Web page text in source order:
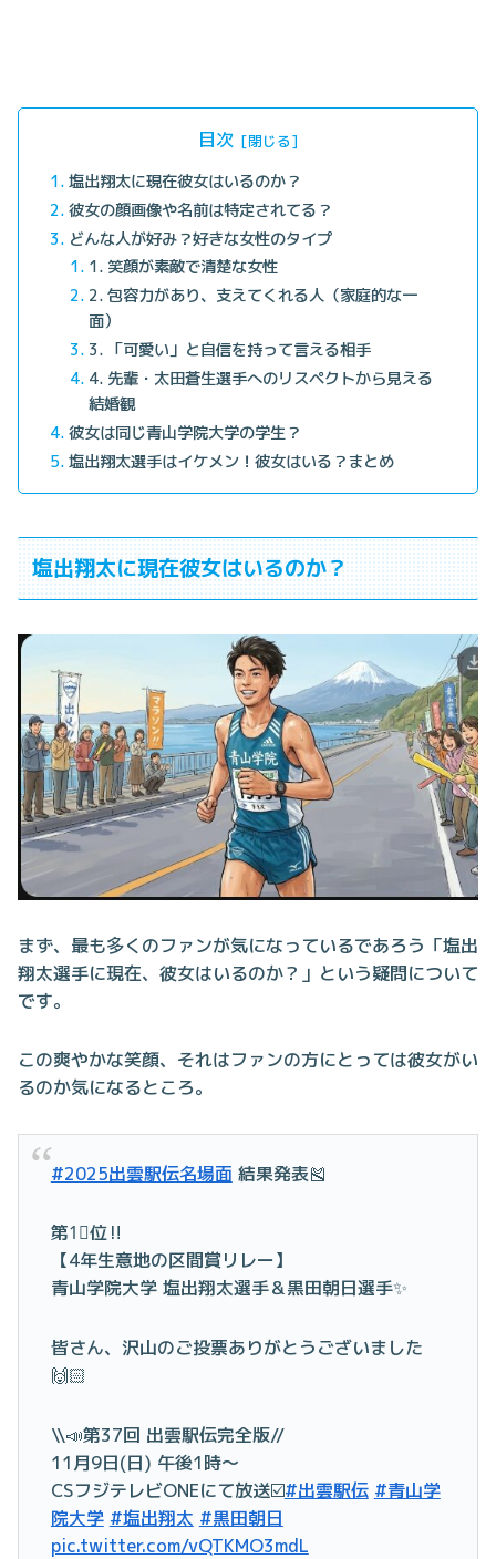
目次
塩出翔太に現在彼女はいるのか？
彼女の顔画像や名前は特定されてる？
どんな人が好み？好きな女性のタイプ
1. 笑顔が素敵で清楚な女性
2. 包容力があり、支えてくれる人（家庭的な一
面）
3. 「可愛い」と自信を持って言える相手
4. 先輩・太田蒼生選手へのリスペクトから見える
結婚観
彼女は同じ青山学院大学の学生？
塩出翔太選手はイケメン！彼女はいる？まとめ
塩出翔太に現在彼女はいるのか？
まず、最も多くのファンが気になっているであろう「塩出
翔太選手に現在、彼女はいるのか？」という疑問について
です。
この爽やかな笑顔、それはファンの方にとっては彼女がい
るのか気になるところ。
#2025出雲駅伝名場面 結果発表🎽
第1⃣位‼️
【4年生意地の区間賞リレー】
青山学院大学 塩出翔太選手＆黒田朝日選手✨
皆さん、沢山のご投票ありがとうございました
🙌🏻
\\📣第37回 出雲駅伝完全版//
11月9日(日) 午後1時〜
CSフジテレビONEにて放送☑️#出雲駅伝 #青山学
院大学 #塩出翔太 #黒田朝日
pic.twitter.com/vQTKMO3mdL